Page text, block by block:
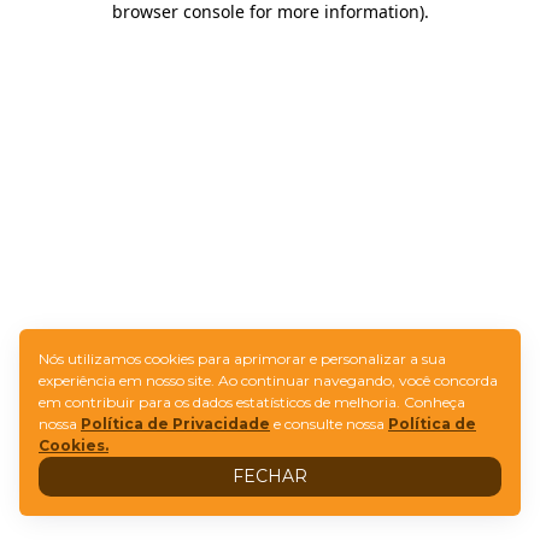
browser console for more information).
Nós utilizamos cookies para aprimorar e personalizar a sua
experiência em nosso site. Ao continuar navegando, você concorda
em contribuir para os dados estatísticos de melhoria. Conheça
nossa Política de Privacidade e consulte nossa Política de
Cookies.
FECHAR